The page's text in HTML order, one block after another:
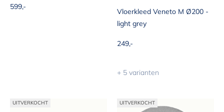
Aanbiedingsprijs
599,-
Vloerkleed Veneto M Ø200 -
light grey
Aanbiedingsprijs
249,-
+ 5 varianten
UITVERKOCHT UITVERKOCHT